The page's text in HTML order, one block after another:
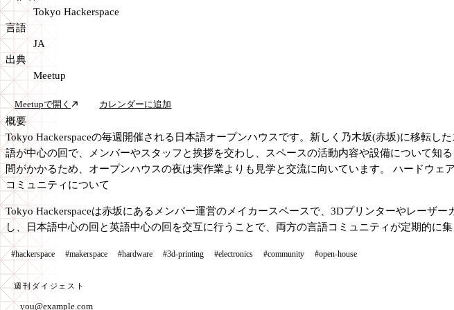
Tokyo Hackerspace
言語
JA
出典
Meetup
Meetupで開く カレンダーに追加
概要
Tokyo Hackerspaceの毎週開催される日本語オープンハウスです。新しく乃木坂(赤坂)に移転
語が中心の回で、メンバーやスタッフと挨拶を交わし、スペースの活動内容や設備について
間がかかるため、オープンハウスの夜は実作業よりも見学と交流に向いています。 ハードウ
コミュニティについて
Tokyo Hackerspaceは赤坂にあるメンバー運営のメイカースペースで、3Dプリンターやレーザ
し、日本語中心の回と英語中心の回を交互に行うことで、両方の言語コミュニティが定期的に集
#hackerspace #makerspace #hardware #3d-printing #electronics #community #open-house
週刊ダイジェスト